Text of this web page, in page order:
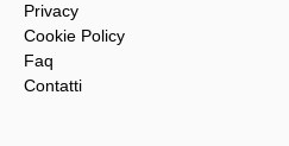
Privacy
Cookie Policy
Faq
Contatti